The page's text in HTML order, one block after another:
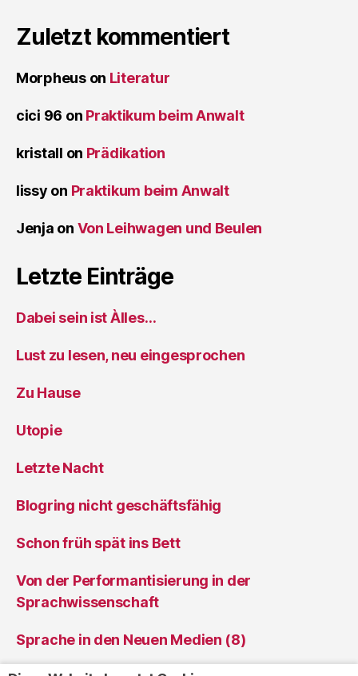
Zuletzt kommentiert
Morpheuson Literatur
cici 96 on Praktikum beim Anwalt
kristall on Prädikation
lissy on Praktikum beim Anwalt
Jenja on Von Leihwagen und Beulen
Letzte Einträge
Dabei sein ist Àlles…
Lust zu lesen, neu eingesprochen
Zu Hause
Utopie
Letzte Nacht
Blogring nicht geschäftsfähig
Schon früh spät ins Bett
Von der Performantisierung in der
Sprachwissenschaft
Sprache in den Neuen Medien (8)